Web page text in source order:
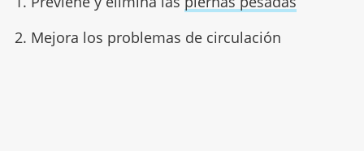
2. Mejora los problemas de circulación